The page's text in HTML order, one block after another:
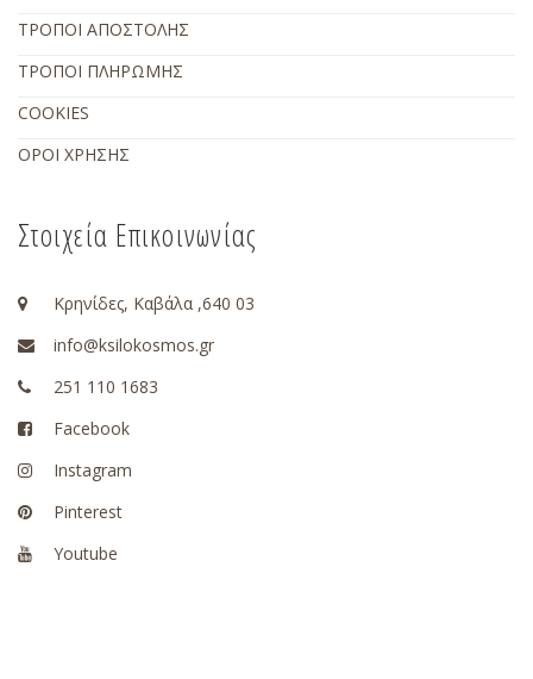
ΤΡΟΠΟΙ ΑΠΟΣΤΟΛΗΣ
ΤΡΟΠΟΙ ΠΛΗΡΩΜΗΣ
COOKIES
ΟΡΟΙ ΧΡΗΣΗΣ
Στοιχεία Επικοινωνίας
Κρηνίδες, Καβάλα ,640 03
info@ksilokosmos.gr
251 110 1683
Facebook
Instagram
Pinterest
Youtube